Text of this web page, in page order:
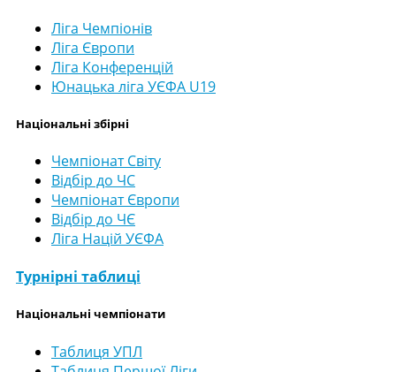
Ліга Чемпіонів
Ліга Європи
Ліга Конференцій
Юнацька ліга УЄФА U19
Національні збірні
Чемпіонат Світу
Відбір до ЧС
Чемпіонат Європи
Відбір до ЧЄ
Ліга Націй УЄФА
Турнірні таблиці
Національні чемпіонати
Таблиця УПЛ